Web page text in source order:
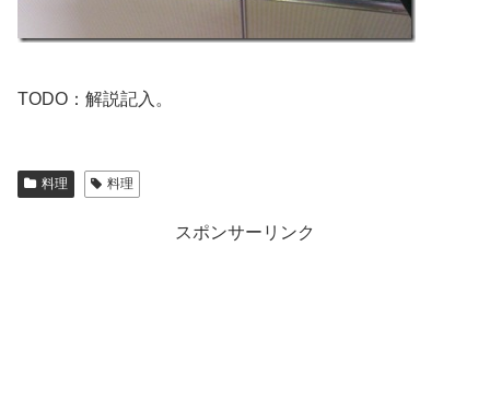
TODO：解説記入。
料理 料理
スポンサーリンク